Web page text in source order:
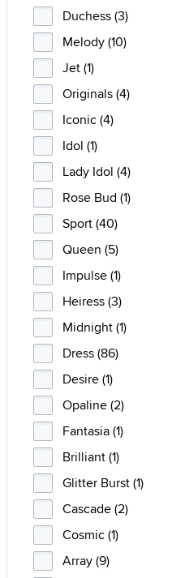
Duchess (3)
Melody (10)
Jet (1)
Originals (4)
Iconic (4)
Idol (1)
Lady Idol (4)
Rose Bud (1)
Sport (40)
Queen (5)
Impulse (1)
Heiress (3)
Midnight (1)
Dress (86)
Desire (1)
Opaline (2)
Fantasia (1)
Brilliant (1)
Glitter Burst (1)
Cascade (2)
Cosmic (1)
Array (9)